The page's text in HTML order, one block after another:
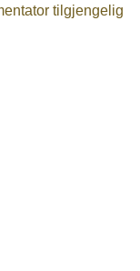
tilgjengelig